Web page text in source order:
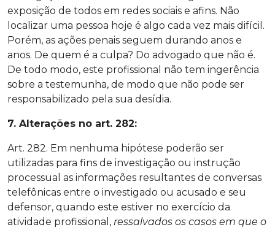
exposição de todos em redes sociais e afins. Não
localizar uma pessoa hoje é algo cada vez mais difícil.
Porém, as ações penais seguem durando anos e
anos. De quem é a culpa? Do advogado que não é.
De todo modo, este profissional não tem ingerência
sobre a testemunha, de modo que não pode ser
responsabilizado pela sua desídia.
7. Alterações no art. 282:
Art. 282. Em nenhuma hipótese poderão ser
utilizadas para fins de investigação ou instrução
processual as informações resultantes de conversas
telefônicas entre o investigado ou acusado e seu
defensor, quando este estiver no exercício da
atividade profissional, ressalvados os casos em que o